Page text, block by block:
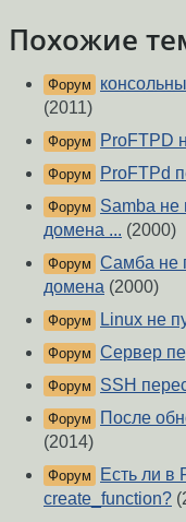
Похожие
Форум
(2011)
Форум ProFTPD
Форум ProFTPd
Форум
Samba не
домена ... (2000)
Форум Самба не
домена (2000)
Форум Linux не
Форум Сервер
Форум SSH
Форум
После
(2014)
Форум
Есть ли в
create_function?